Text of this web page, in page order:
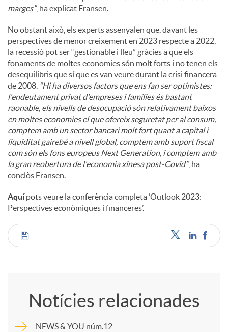
marges”, ha explicat Fransen.
No obstant això, els experts assenyalen que, davant les
perspectives de menor creixement en 2023 respecte a 2022,
la recessió pot ser “gestionable i lleu” gràcies a que els
fonaments de moltes economies són molt forts i no tenen els
desequilibris que sí que es van veure durant la crisi financera
de 2008. “Hi ha diversos factors que ens fan ser optimistes:
l'endeutament privat d'empreses i famílies és bastant
raonable, els nivells de desocupació són relativament baixos
en moltes economies el que ofereix seguretat per al consum,
comptem amb un sector bancari molt fort quant a capital i
liquiditat gairebé a nivell global, comptem amb suport fiscal
com són els fons europeus Next Generation, i comptem amb
la gran reobertura de l'economia xinesa post-Covid”, ha
conclòs Fransen.
Aquípots veure la conferència completa ‘Outlook 2023:
Perspectives econòmiques i financeres’.
C
m
Notícies relacionades
NEWS & YOU núm.12